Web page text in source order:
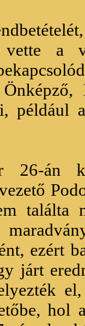
a
26-án
találta
ezért
járt
hol